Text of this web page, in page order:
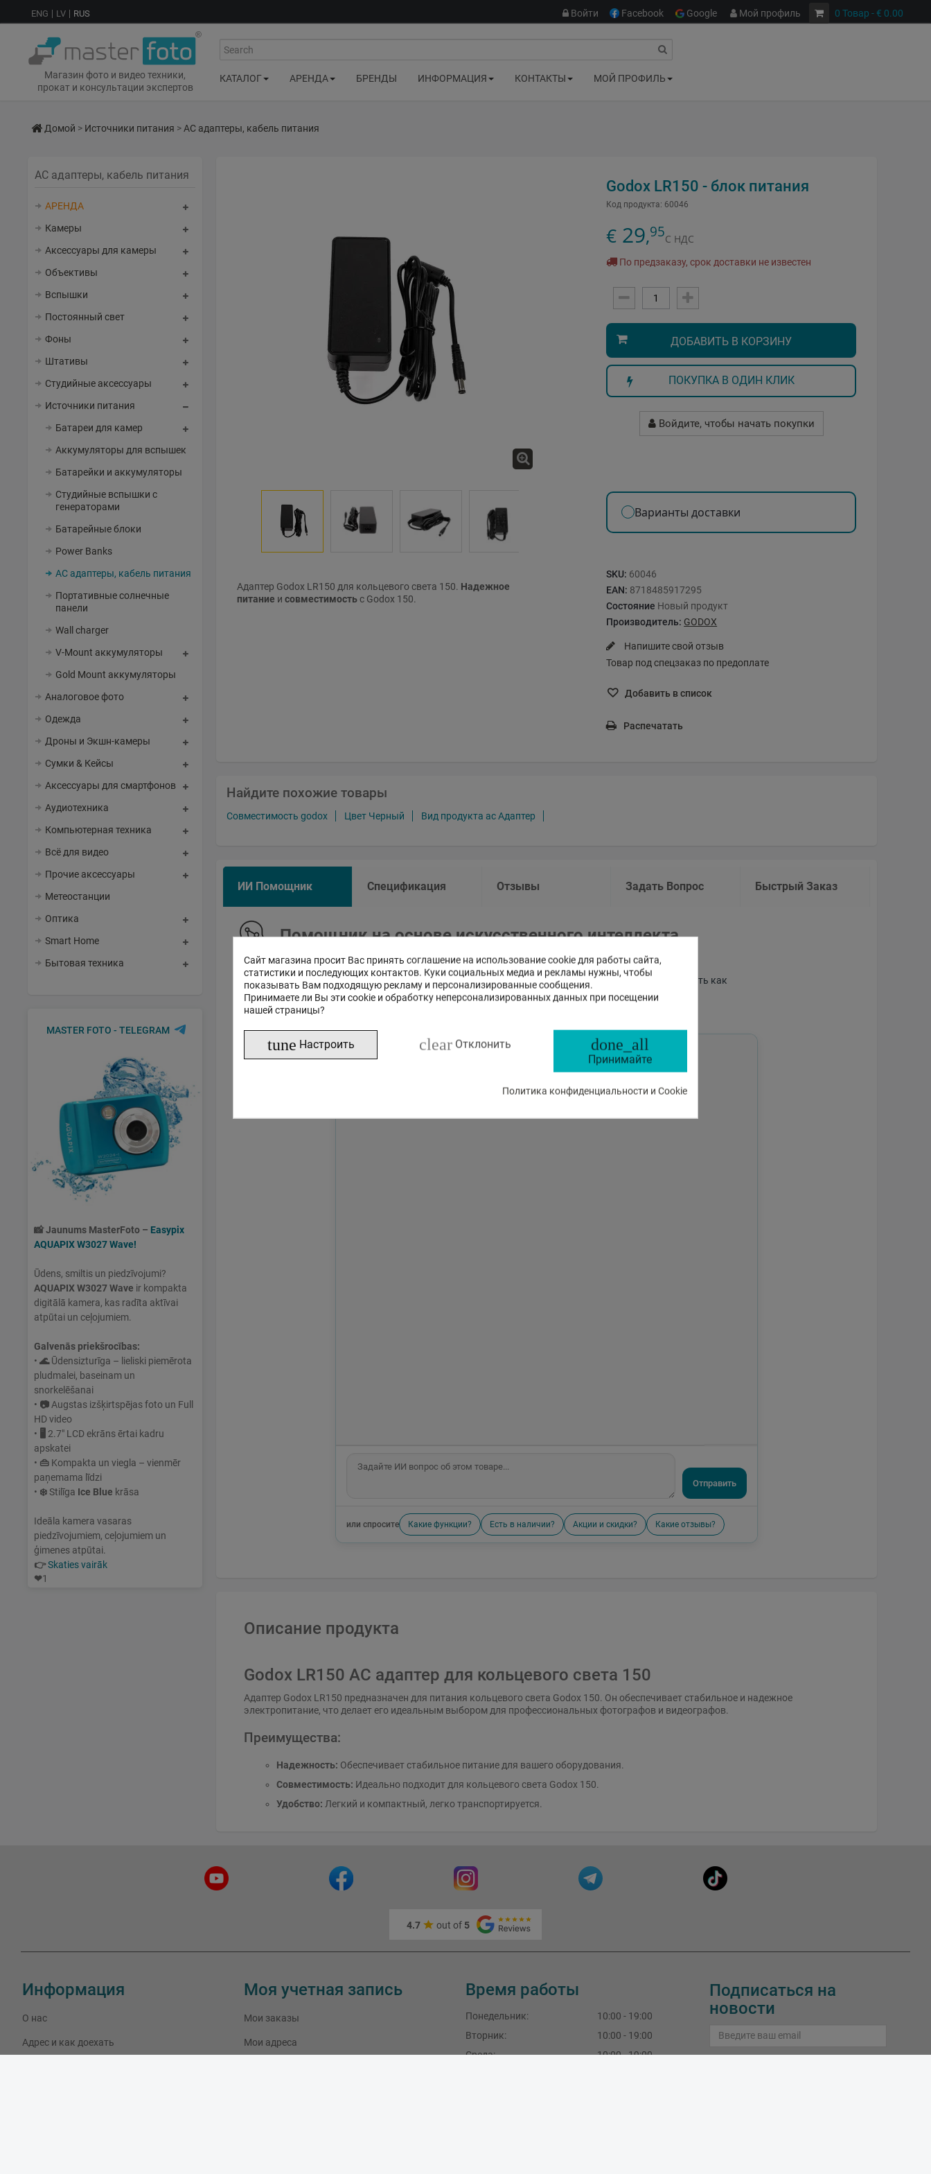
Сайт магазина просит Вас принять соглашение на использование cookie для работы сайта,
статистики и последующих контактов. Куки социальных медиа и рекламы нужны, чтобы
показывать Вам подходящую рекламу и персонализированные сообщения.
Принимаете ли Вы эти cookie и обработку неперсонализированных данных при посещении
нашей страницы?
tune Настроить clear Отклонить done_all
Принимайте
Политика конфиденциальности и Cookie
ENG LV RUS 0 Товар - € 0.00
Войти Facebook Google Мой профиль
Магазин фото и видео техники,
прокат и консультации экспертов
Search
КАТАЛОГ АРЕНДА БРЕНДЫ ИНФОРМАЦИЯ КОНТАКТЫ МОЙ ПРОФИЛЬ
Домой > Источники питания > AC адаптеры, кабель питания
AC адаптеры, кабель питания
АРЕНДА
Камеры
Аксессуары для камеры
Объективы
Вспышки
Постоянный свет
Фоны
Штативы
Студийные аксессуары
Источники питания
Батареи для камер
Аккумуляторы для вспышек
Батарейки и аккумуляторы
Студийные вспышки с
генераторами
Батарейные блоки
Power Banks
AC адаптеры, кабель питания
Портативные солнечные
панели
Wall charger
V-Mount аккумуляторы
Gold Mount аккумуляторы
Аналоговое фото
Одежда
Дроны и Экшн-камеры
Сумки & Кейсы
Аксессуары для смартфонов
Аудиотехника
Компьютерная техника
Всё для видео
Прочие аксессуары
Метеостанции
Оптика
Smart Home
Бытовая техника
MASTER FOTO - TELEGRAM
📸Jaunums MasterFoto – Easypix
AQUAPIX W3027 Wave!
Ūdens, smiltis un piedzīvojumi?
AQUAPIX W3027 Wave ir kompakta
digitālā kamera, kas radīta aktīvai
atpūtai un ceļojumiem.
Galvenās priekšrocības:
• 🌊Ūdensizturīga – lieliski piemērota
pludmalei, baseinam un
snorkelēšanai
• 📷 Augstas izšķirtspējas foto un Full
HD video
• 🖥 2.7" LCD ekrāns ērtai kadru
apskatei
• 👜 Kompakta un viegla – vienmēr
paņemama līdzi
• ❄️Stilīga Ice Blue krāsa
Ideāla kamera vasaras
piedzīvojumiem, ceļojumiem un
ģimenes atpūtai.
👉Skaties vairāk
❤1
Адаптер Godox LR150 для кольцевого света 150. Надежное
питание и совместимостьс Godox 150.
Godox LR150 - блок питания
Код продукта: 60046
€ 29,95С НДС
По предзаказу, срок доставки не известен
ДОБАВИТЬ В КОРЗИНУ
ПОКУПКА В ОДИН КЛИК
Войдите, чтобы начать покупки
Варианты доставки
SKU: 60046
EAN: 8718485917295
Состояние Новый продукт
Производитель: GODOX
Напишите свой отзыв
Товар под спецзаказ по предоплате
Добавить в список
Распечатать
Найдите похожие товары
Совместимость godox Цвет Черный Вид продукта ac Адаптер
ИИ Помощник Спецификация Отзывы Задать Вопрос Быстрый Заказ
Помощник на основе искусственного интеллекта
Это бета-версия нашего нового чата с ИИ помощником, способного отвечать как
на стандартные, так и на сложные вопросы о товарах и работе магазина.
Отправить
или спросите Какие функции? Есть в наличии? Акции и скидки? Какие отзывы?
Описание продукта
Godox LR150 AC адаптер для кольцевого света 150
Адаптер Godox LR150 предназначен для питания кольцевого света Godox 150. Он обеспечивает стабильное и надежное
электропитание, что делает его идеальным выбором для профессиональных фотографов и видеографов.
Преимущества:
Надежность: Обеспечивает стабильное питание для вашего оборудования.
Совместимость: Идеально подходит для кольцевого света Godox 150.
Удобство: Легкий и компактный, легко транспортируется.
4.7 out of 5
Информация
О нас
Адрес и как доехать
Моя учетная запись
Мои заказы
Мои адреса
Время работы
Понедельник:
10:00 - 19:00
Вторник:
10:00 - 19:00
Среда:
10:00 - 19:00
Подписаться на
новости